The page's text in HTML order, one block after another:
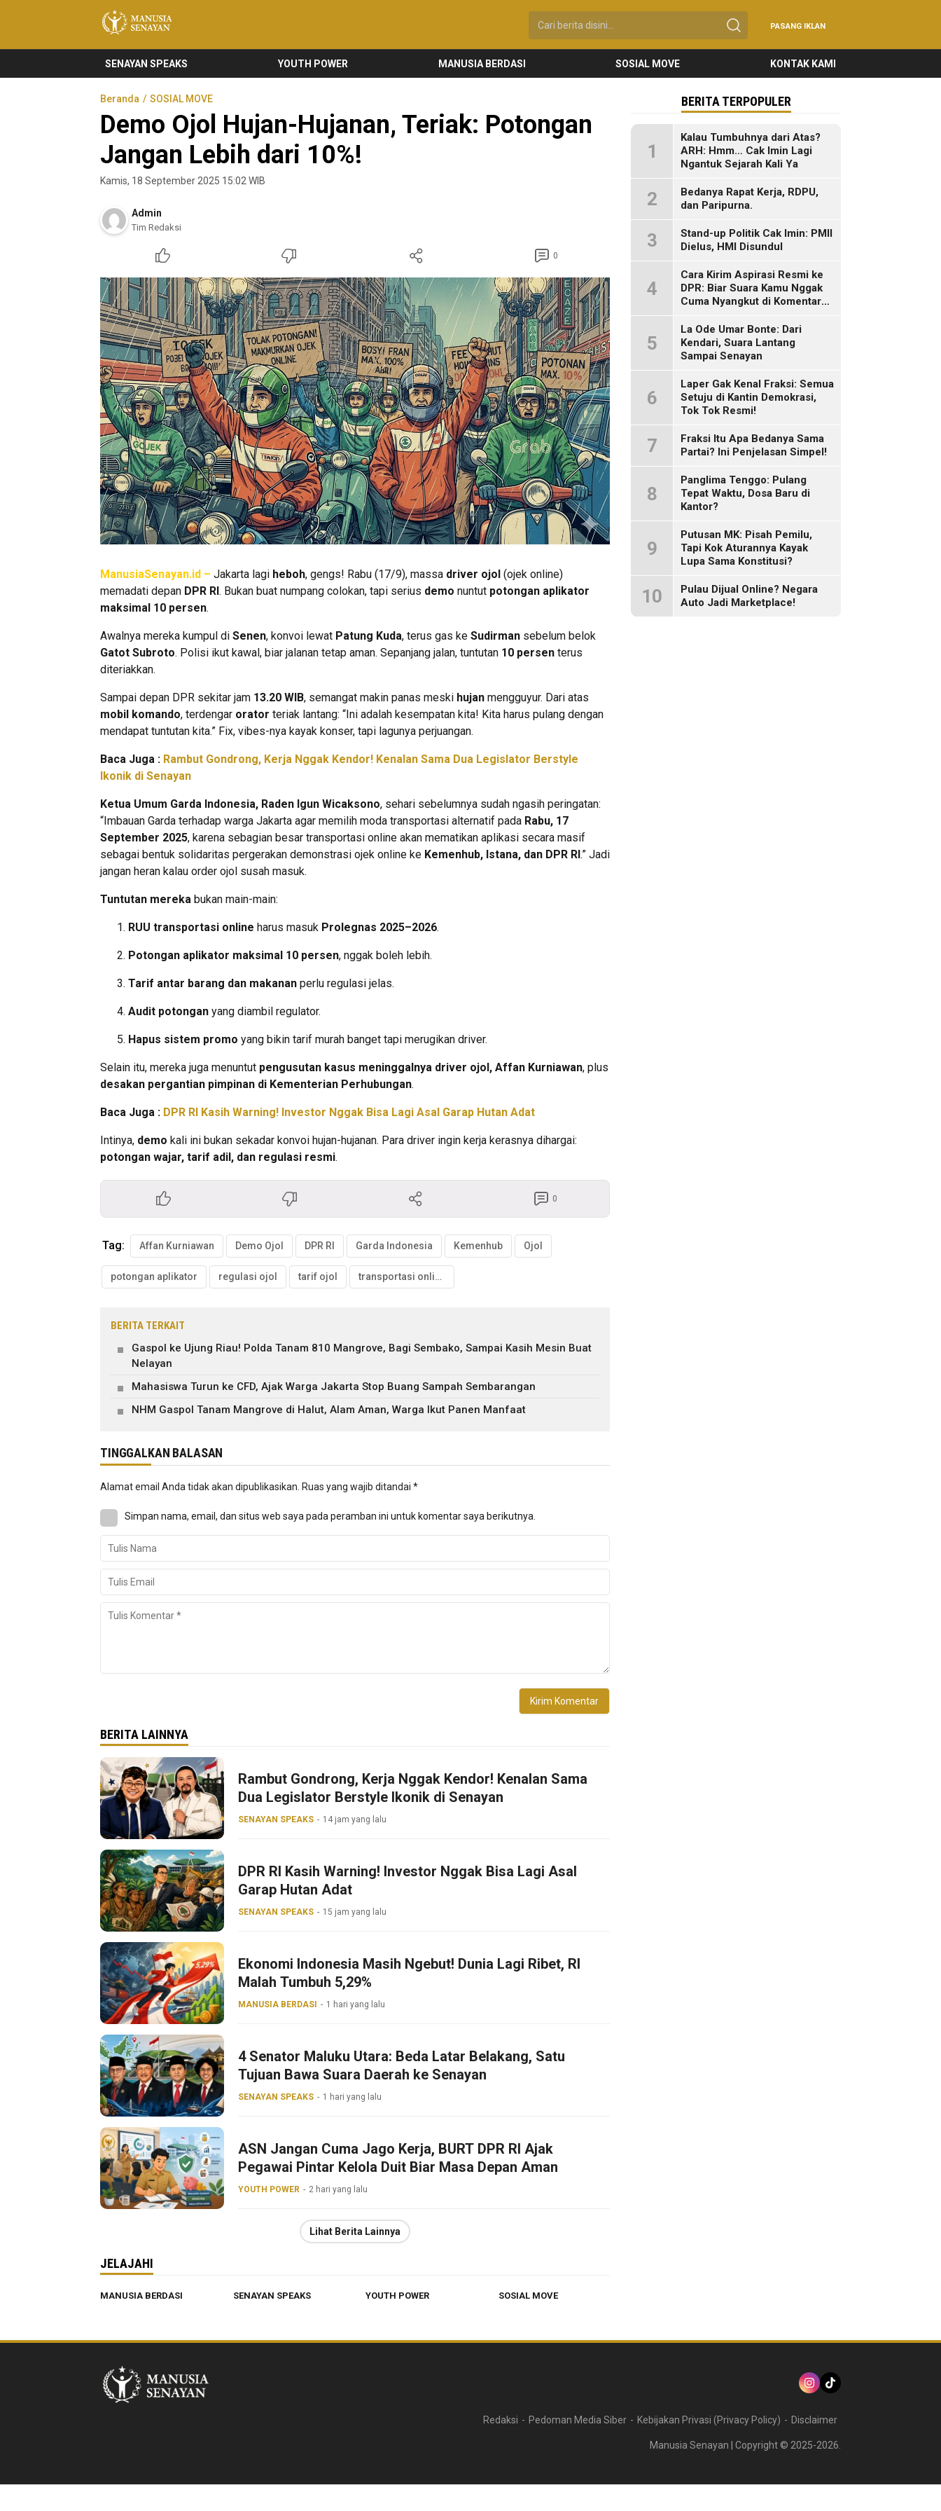
Manusia Senayan
Manusia Bicara, Senayan Bersuara
PASANG IKLAN
SENAYAN SPEAKS YOUTH POWER MANUSIA BERDASI SOSIAL MOVE KONTAK KAMI
Beranda SOSIAL MOVE
Demo Ojol Hujan-Hujanan, Teriak: Potongan
Jangan Lebih dari 10%!
Kamis, 18 September 2025 15:02 WIB
Admin
Tim Redaksi
0
ManusiaSenayan.id – Jakarta lagi heboh, gengs! Rabu (17/9), massa driver ojol (ojek online)
memadati depan DPR RI. Bukan buat numpang colokan, tapi serius demo nuntut potongan aplikator
maksimal 10 persen.
Awalnya mereka kumpul di Senen, konvoi lewat Patung Kuda, terus gas ke Sudirman sebelum belok
Gatot Subroto. Polisi ikut kawal, biar jalanan tetap aman. Sepanjang jalan, tuntutan 10 persen terus
diteriakkan.
Sampai depan DPR sekitar jam 13.20 WIB, semangat makin panas meski hujan mengguyur. Dari atas
mobil komando, terdengar orator teriak lantang: “Ini adalah kesempatan kita! Kita harus pulang dengan
mendapat tuntutan kita.” Fix, vibes-nya kayak konser, tapi lagunya perjuangan.
Baca Juga : Rambut Gondrong, Kerja Nggak Kendor! Kenalan Sama Dua Legislator Berstyle
Ikonik di Senayan
Ketua Umum Garda Indonesia, Raden Igun Wicaksono, sehari sebelumnya sudah ngasih peringatan:
“Imbauan Garda terhadap warga Jakarta agar memilih moda transportasi alternatif pada Rabu, 17
September 2025, karena sebagian besar transportasi online akan mematikan aplikasi secara masif
sebagai bentuk solidaritas pergerakan demonstrasi ojek online ke Kemenhub, Istana, dan DPR RI.” Jadi
jangan heran kalau order ojol susah masuk.
Tuntutan mereka bukan main-main:
RUU transportasi online harus masuk Prolegnas 2025–2026.
Potongan aplikator maksimal 10 persen, nggak boleh lebih.
Tarif antar barang dan makanan perlu regulasi jelas.
Audit potongan yang diambil regulator.
Hapus sistem promo yang bikin tarif murah banget tapi merugikan driver.
Selain itu, mereka juga menuntut pengusutan kasus meninggalnya driver ojol, Affan Kurniawan, plus
desakan pergantian pimpinan di Kementerian Perhubungan.
Baca Juga : DPR RI Kasih Warning! Investor Nggak Bisa Lagi Asal Garap Hutan Adat
Intinya, demo kali ini bukan sekadar konvoi hujan-hujanan. Para driver ingin kerja kerasnya dihargai:
potongan wajar, tarif adil, dan regulasi resmi.
0
Tag: Affan Kurniawan Demo Ojol DPR RI Garda Indonesia Kemenhub Ojol
potongan aplikator regulasi ojol tarif ojol transportasi online
BERITA TERKAIT
Gaspol ke Ujung Riau! Polda Tanam 810 Mangrove, Bagi Sembako, Sampai Kasih Mesin Buat
Nelayan
Mahasiswa Turun ke CFD, Ajak Warga Jakarta Stop Buang Sampah Sembarangan
NHM Gaspol Tanam Mangrove di Halut, Alam Aman, Warga Ikut Panen Manfaat
TINGGALKAN BALASAN
Alamat email Anda tidak akan dipublikasikan. Ruas yang wajib ditandai *
Simpan nama, email, dan situs web saya pada peramban ini untuk komentar saya berikutnya.
BERITA LAINNYA
Rambut Gondrong, Kerja Nggak Kendor! Kenalan Sama
Dua Legislator Berstyle Ikonik di Senayan
SENAYAN SPEAKS 14 jam yang lalu
DPR RI Kasih Warning! Investor Nggak Bisa Lagi Asal
Garap Hutan Adat
SENAYAN SPEAKS 15 jam yang lalu
Ekonomi Indonesia Masih Ngebut! Dunia Lagi Ribet, RI
Malah Tumbuh 5,29%
MANUSIA BERDASI 1 hari yang lalu
4 Senator Maluku Utara: Beda Latar Belakang, Satu
Tujuan Bawa Suara Daerah ke Senayan
SENAYAN SPEAKS 1 hari yang lalu
ASN Jangan Cuma Jago Kerja, BURT DPR RI Ajak
Pegawai Pintar Kelola Duit Biar Masa Depan Aman
YOUTH POWER 2 hari yang lalu
Lihat Berita Lainnya
JELAJAHI
MANUSIA BERDASI SENAYAN SPEAKS YOUTH POWER SOSIAL MOVE
BERITA TERPOPULER
1
Kalau Tumbuhnya dari Atas?
ARH: Hmm… Cak Imin Lagi
Ngantuk Sejarah Kali Ya
2
Bedanya Rapat Kerja, RDPU,
dan Paripurna.
3
Stand-up Politik Cak Imin: PMII
Dielus, HMI Disundul
4
Cara Kirim Aspirasi Resmi ke
DPR: Biar Suara Kamu Nggak
Cuma Nyangkut di Komentar
5
La Ode Umar Bonte: Dari
Kendari, Suara Lantang
Sampai Senayan
6
Laper Gak Kenal Fraksi: Semua
Setuju di Kantin Demokrasi,
Tok Tok Resmi!
7
Fraksi Itu Apa Bedanya Sama
Partai? Ini Penjelasan Simpel!
8
Panglima Tenggo: Pulang
Tepat Waktu, Dosa Baru di
Kantor?
9
Putusan MK: Pisah Pemilu,
Tapi Kok Aturannya Kayak
Lupa Sama Konstitusi?
10
Pulau Dijual Online? Negara
Auto Jadi Marketplace!
Redaksi Pedoman Media Siber Kebijakan Privasi (Privacy Policy) Disclaimer
Manusia Senayan | Copyright © 2025-2026.